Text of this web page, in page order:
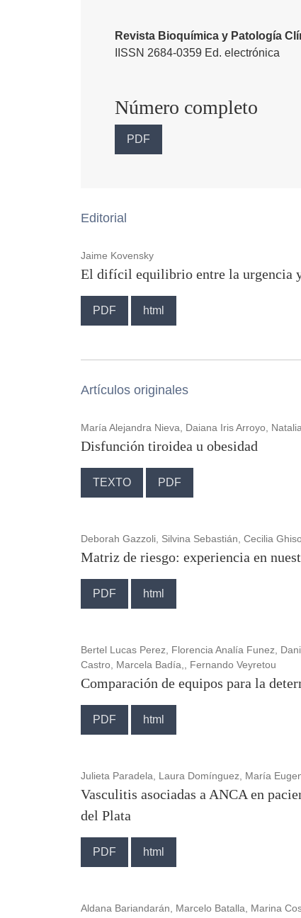
Revista Bioquímica y Patología
IISSN 2684-0359 Ed. electrónica
Número completo
PDF
Editorial
Jaime Kovensky
El difícil equilibrio entre la urgencia
PDF html
Artículos originales
María Alejandra Nieva, Daiana Iris Arroyo,
Disfunción tiroidea u obesidad
TEXTO PDF
Deborah Gazzoli, Silvina Sebastián, Cecilia
Matriz de riesgo: experiencia en
PDF html
Bertel Lucas Perez, Florencia Analía Funez,
Castro, Marcela Badía,, Fernando Veyretou
Comparación de equipos para la
PDF html
Julieta Paradela, Laura Domínguez, María
Vasculitis asociadas a ANCA en
del Plata
PDF html
Aldana Bariandarán, Marcelo Batalla, Marina